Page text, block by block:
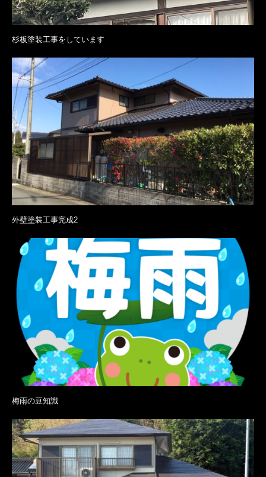
杉板塗装工事をしています
外壁塗装工事完成2
梅雨の豆知識